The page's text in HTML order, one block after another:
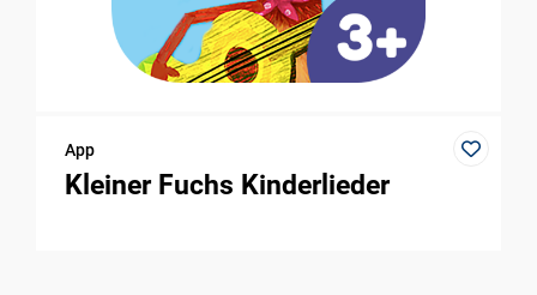
App
Kleiner Fuchs Kinderlieder